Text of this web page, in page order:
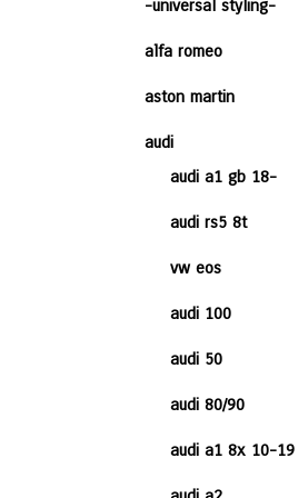
-universal styling-
alfa romeo
aston martin
audi
audi a1 gb 18-
audi rs5 8t
vw eos
audi 100
audi 50
audi 80/90
audi a1 8x 10-19